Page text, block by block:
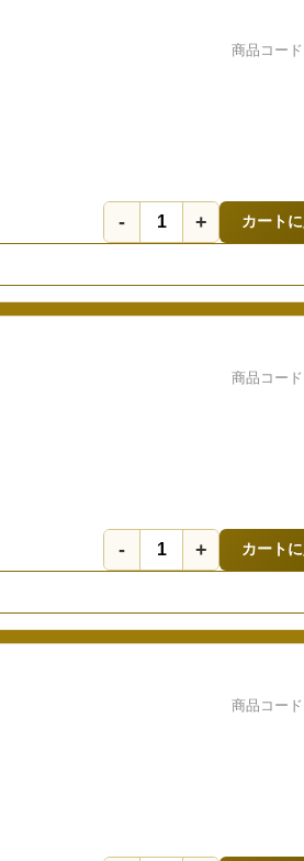
商品コー
- + カート
商品コー
- + カート
商品コー